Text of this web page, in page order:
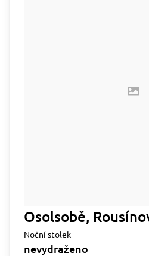
Osolsobě,
Noční stolek
nevydraženo